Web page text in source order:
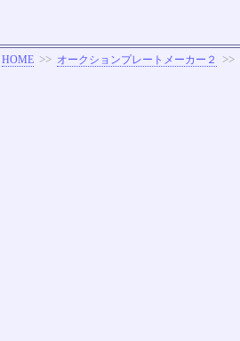
HOME >> オークションプレートメーカー２ >>